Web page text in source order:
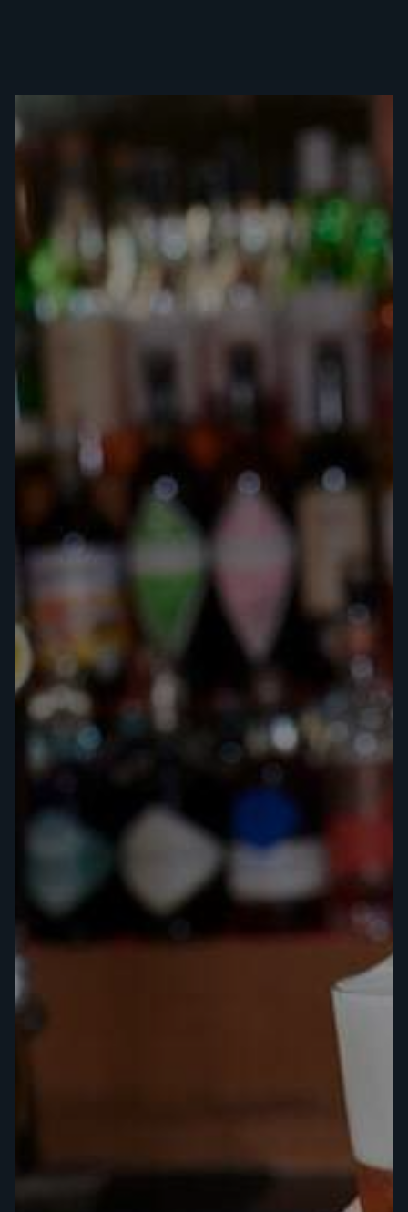
JE CERTIFIE QUE
J'AI AU MOINS 18
ANS.
En cliquant sur le bouton "Entrer", vous acceptez la
politique en matière de cookies et de confidentialité
de ce site Web. Lisez notre politique pour plus
IMPRESSUM
OUI